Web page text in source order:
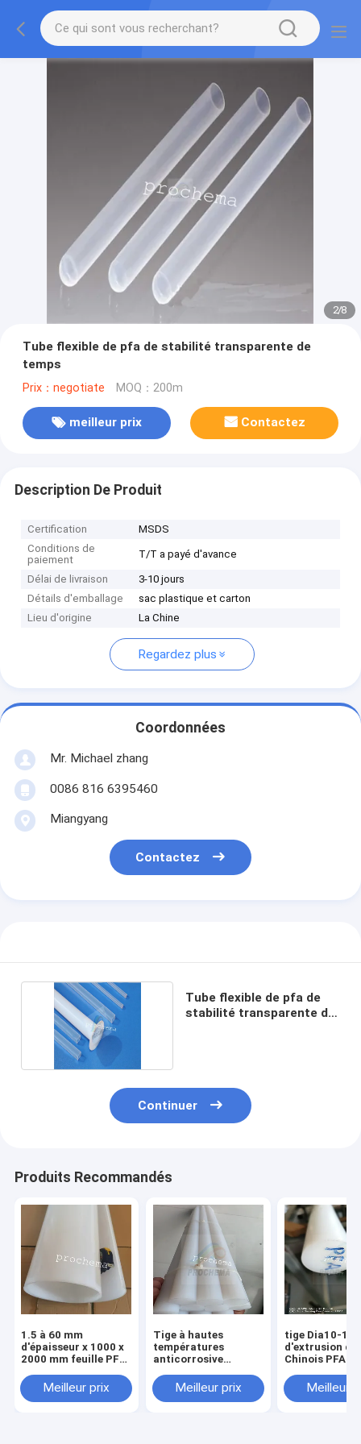
2/8
Tube flexible de pfa de stabilité transparente de
temps
Prix：negotiate MOQ：200m
meilleur prix Contactez
Description De Produit
Certification
MSDS
Conditions de
paiement
T/T a payé d'avance
Délai de livraison
3-10 jours
Détails d'emballage
sac plastique et carton
Lieu d'origine
La Chine
Regardez plus
Coordonnées
Mr. Michael zhang
0086 816 6395460
Miangyang
Contactez
Tube flexible de pfa de
stabilité transparente de
Continuer
Produits Recommandés
1.5 à 60 mm
d'épaisseur x 1000 x
2000 mm feuille PFA,
PFA
Meilleur prix
Tige à hautes
températures
anticorrosive
Meilleur prix
tige Dia10-
d'extrusion du
Chinois PFA de
Meilleur